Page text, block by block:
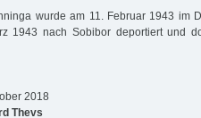
wurde am 11. Februar 1943 im
1943 nach Sobibor deportiert und
2018
Thevs